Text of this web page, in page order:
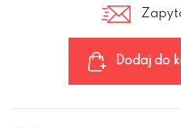
Dodaj do